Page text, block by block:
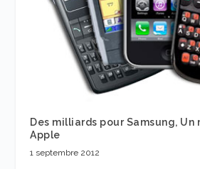
Des milliards pour Samsung,
Apple
1 septembre 2012